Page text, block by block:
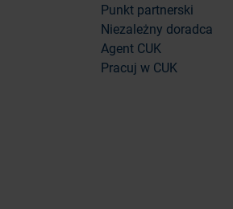
Punkt partnerski
Niezależny doradca
Agent CUK
Pracuj w CUK